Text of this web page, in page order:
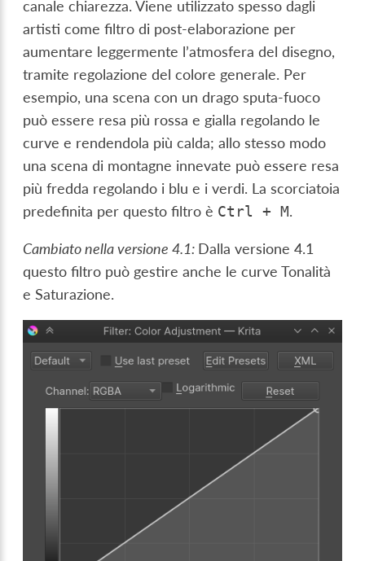
canale chiarezza. Viene utilizzato spesso dagli
artisti come filtro di post-elaborazione per
aumentare leggermente l’atmosfera del disegno,
tramite regolazione del colore generale. Per
esempio, una scena con un drago sputa-fuoco
può essere resa più rossa e gialla regolando le
curve e rendendola più calda; allo stesso modo
una scena di montagne innevate può essere resa
più fredda regolando i blu e i verdi. La scorciatoia
predefinita per questo filtro è Ctrl + M.
Cambiato nella versione 4.1: Dalla versione 4.1
questo filtro può gestire anche le curve Tonalità
e Saturazione.